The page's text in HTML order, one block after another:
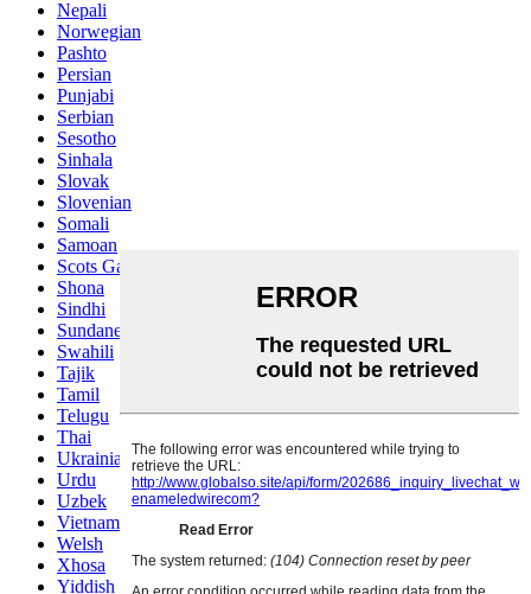
Nepali
Norwegian
Pashto
Persian
Punjabi
Serbian
Sesotho
Sinhala
Slovak
Slovenian
Somali
Samoan
Scots Gaelic
Shona
Sindhi
Sundanese
Swahili
Tajik
Tamil
Telugu
Thai
Ukrainian
Urdu
Uzbek
Vietnamese
Welsh
Xhosa
Yiddish